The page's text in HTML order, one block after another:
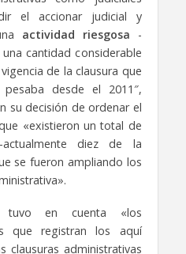
el accionar judicial y
actividad riesgosa -
cantidad considerable
de la clausura que
desde el 2011″,
su decisión de ordenar el
«existieron un total de
actualmente diez de la
se fueron ampliando los
tuvo en cuenta «los
que registran los aquí
clausuras administrativas